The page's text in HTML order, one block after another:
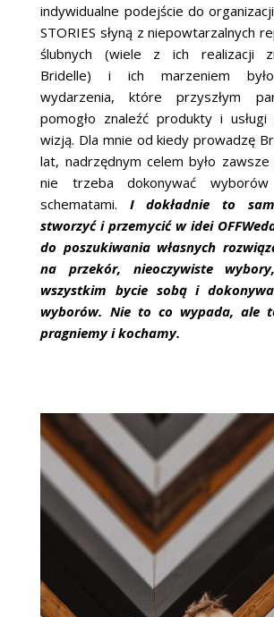
indywidualne podejście do
STORIES słyną z niepowtarzalnych
ślubnych (wiele z ich realizacji
Bridelle) i ich marzeniem
wydarzenia, które przyszłym
pomogło znaleźć produkty i
wizją. Dla mnie od kiedy prowadzę
lat, nadrzędnym celem było zawsze
nie trzeba dokonywać
schematami. I dokładnie to
stworzyć i przemycić w idei
do poszukiwania własnych
na przekór, nieoczywiste
wszystkim bycie sobą i
wyborów. Nie to co wypada, ale
pragniemy i kochamy.